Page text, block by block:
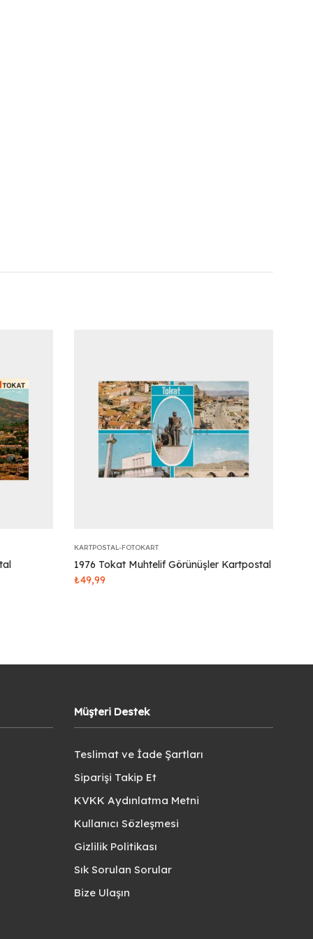
KARTPOSTAL-FOTOKART
1976 Tokat Muhtelif Görünüşler Kartpostal
₺49,99
Müşteri Destek
Teslimat ve İade Şartları
Siparişi Takip Et
KVKK Aydınlatma Metni
Kullanıcı Sözleşmesi
Gizlilik Politikası
Sık Sorulan Sorular
Bize Ulaşın